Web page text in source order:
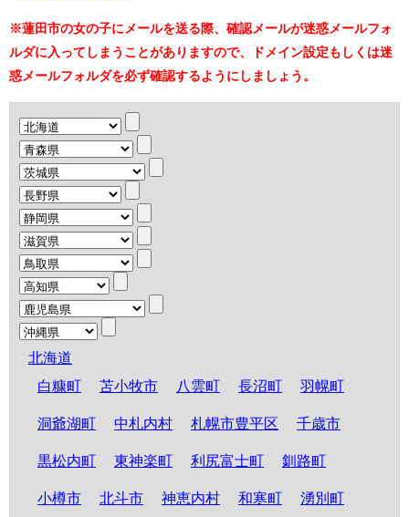
※蓮田市の女の子にメールを送る際、確認メールが迷惑メールフォ
ルダに入ってしまうことがありますので、ドメイン設定もしくは迷
惑メールフォルダを必ず確認するようにしましょう。
北海道
白糠町
苫小牧市 八雲町 長沼町 羽幌町
洞爺湖町 中札内村 札幌市豊平区 千歳市
黒松内町 東神楽町 利尻富士町 釧路町
小樽市 北斗市 神恵内村 和寒町 湧別町